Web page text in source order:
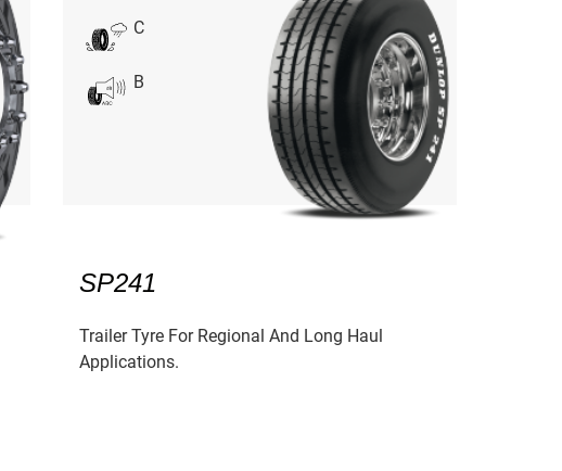
C
B
SP241
Trailer Tyre For Regional And Long Haul
Applications.